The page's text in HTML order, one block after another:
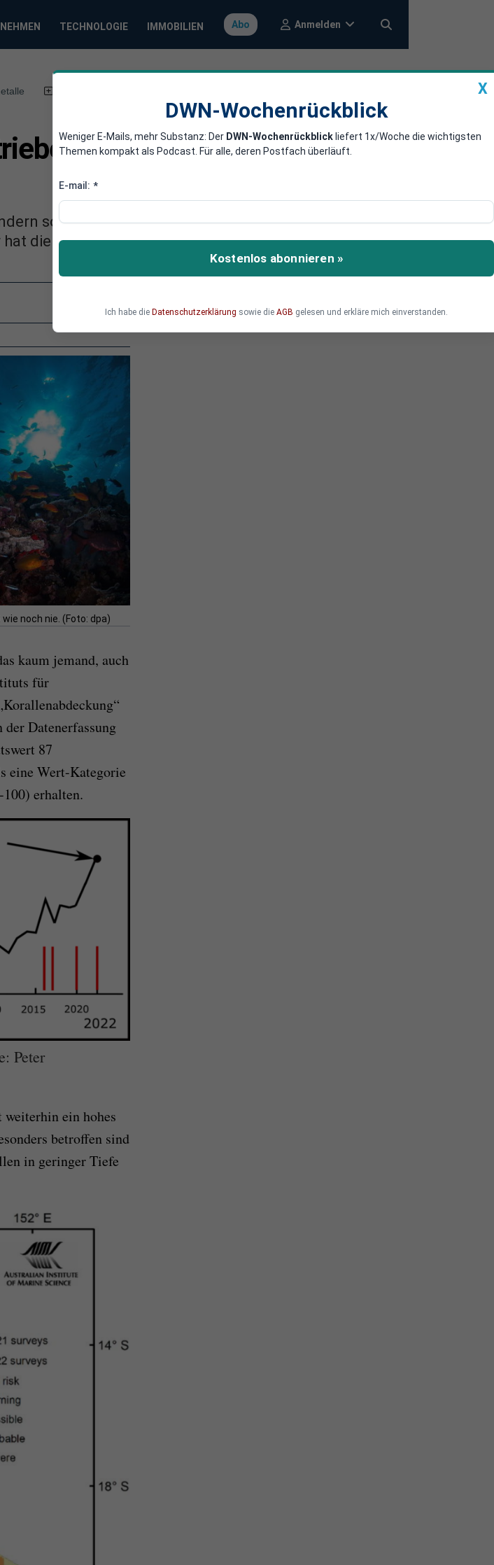
TECHNOLOGIE IMMOBILIEN Abo Anmelden
Great Barrier Reef
so üppig wie noch nie. In der Öffentlichkeit ist
die mediale Klimawandel-Panik gesorgt.
noch nie. (Foto: dpa)
kaum jemand, auch
für
Datenerfassung
87
eine Wert-Kategorie
erhalten.
Peter
ein hohes
betroffen sind
in geringer Tiefe
X
DWN-Wochenrückblick
Weniger E-Mails, mehr Substanz: Der DWN-Wochenrückblick liefert 1x/Woche die wichtigsten
Themen kompakt als Podcast. Für alle, deren Postfach überläuft.
E-mail: *
Kostenlos abonnieren »
Ich habe die Datenschutzerklärung sowie die AGB gelesen und erkläre mich einverstanden.